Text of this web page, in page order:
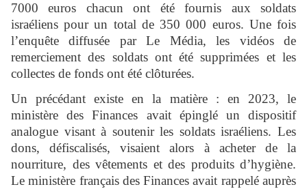
7000 euros chacun ont été fournis aux soldats
israéliens pour un total de 350 000 euros. Une fois
l’enquête diffusée par Le Média, les vidéos de
remerciement des soldats ont été supprimées et les
collectes de fonds ont été clôturées.
Un précédant existe en la matière : en 2023, le
ministère des Finances avait épinglé un dispositif
analogue visant à soutenir les soldats israéliens. Les
dons, défiscalisés, visaient alors à acheter de la
nourriture, des vêtements et des produits d’hygiène.
Le ministère français des Finances avait rappelé auprès